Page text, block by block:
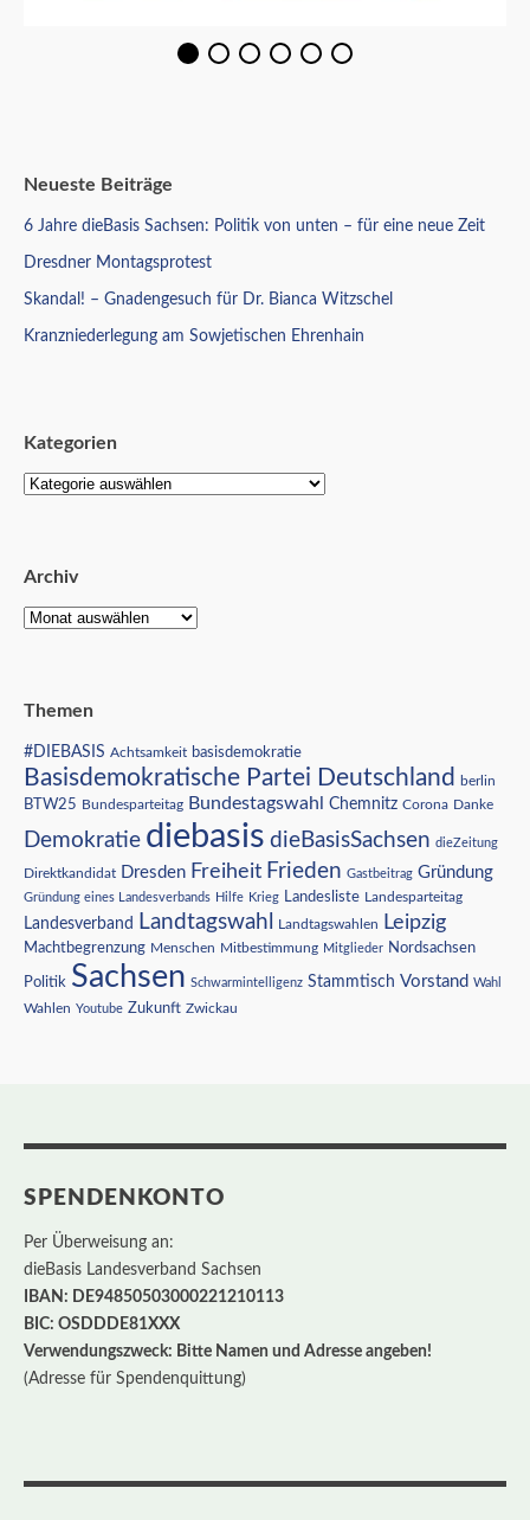
Neueste Beiträge
6 Jahre dieBasis Sachsen: Politik von unten – für eine neue Zeit
Dresdner Montagsprotest
Skandal! – Gnadengesuch für Dr. Bianca Witzschel
Kranzniederlegung am Sowjetischen Ehrenhain
Kategorien
Archiv
Themen
#DIEBASIS Achtsamkeit basisdemokratie
Basisdemokratische Partei Deutschland berlin
BTW25 Bundesparteitag Bundestagswahl Chemnitz Corona Danke
Demokratie diebasis dieBasisSachsen dieZeitung
Direktkandidat Dresden Freiheit Frieden Gastbeitrag Gründung
Gründung eines Landesverbands Hilfe Krieg Landesliste Landesparteitag
Landesverband Landtagswahl Landtagswahlen Leipzig
Machtbegrenzung Menschen Mitbestimmung Mitglieder Nordsachsen
Politik Sachsen Schwarmintelligenz Stammtisch Vorstand Wahl
Wahlen Youtube Zukunft Zwickau
SPENDENKONTO
Per Überweisung an:
dieBasis Landesverband Sachsen
IBAN: DE94850503000221210113
BIC: OSDDDE81XXX
Verwendungszweck: Bitte Namen und Adresse angeben!
(Adresse für Spendenquittung)